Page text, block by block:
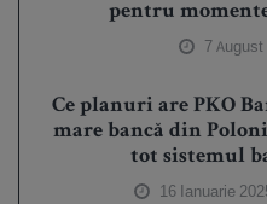
pentru
7
Ce planuri are PKO
mare bancă din
tot sistemul
16 Ianuarie